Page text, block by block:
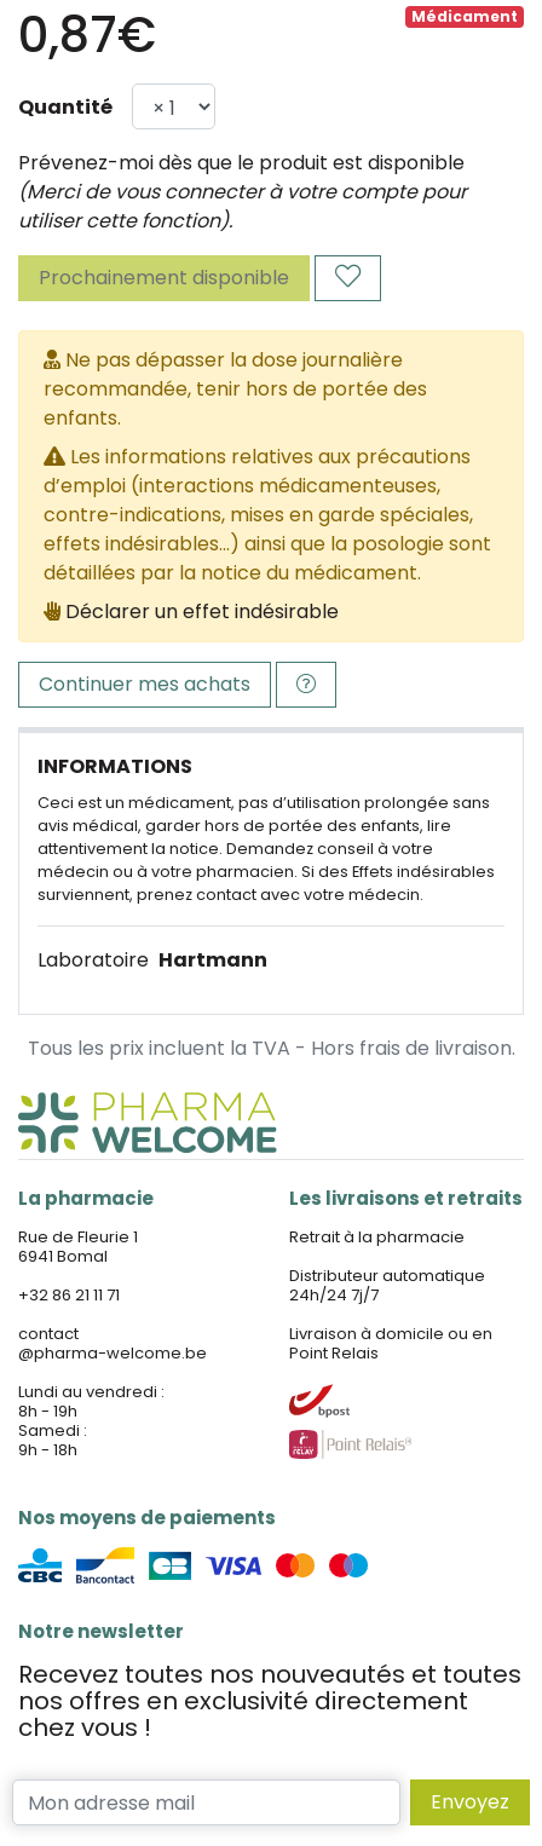
Médicament
0,87€
Quantité
Prévenez-moi dès que le produit est disponible
(Merci de vous connecter à votre compte pour
utiliser cette fonction).
Prochainement disponible
Ne pas dépasser la dose journalière
recommandée, tenir hors de portée des
enfants.
Les informations relatives aux précautions
d’emploi (interactions médicamenteuses,
contre-indications, mises en garde spéciales,
effets indésirables...) ainsi que la posologie sont
détaillées par la notice du médicament.
Déclarer un effet indésirable
Continuer mes achats
INFORMATIONS
Ceci est un médicament, pas d’utilisation prolongée sans
avis médical, garder hors de portée des enfants, lire
attentivement la notice. Demandez conseil à votre
médecin ou à votre pharmacien. Si des Effets indésirables
surviennent, prenez contact avec votre médecin.
Laboratoire Hartmann
Tous les prix incluent la TVA - Hors frais de livraison.
La pharmacie
Rue de Fleurie 1
6941 Bomal
+32 86 21 11 71
contact
@pharma-welcome.be
Lundi au vendredi :
8h - 19h
Samedi :
9h - 18h
Nos moyens de paiements
Les livraisons et retraits
Retrait à la pharmacie
Distributeur automatique
24h/24 7j/7
Livraison à domicile ou en
Point Relais
Notre newsletter
Recevez toutes nos nouveautés et toutes
nos offres en exclusivité directement
chez vous !
Envoyez